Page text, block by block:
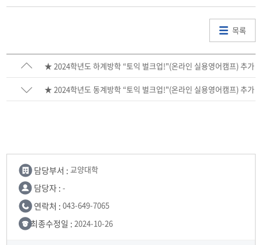
목록
★ 2024학년도 하계방학 “토익 벌크업!"(온라인 실용영어캠프) 추가
모집 안내 ★
★ 2024학년도 동계방학 “토익 벌크업!"(온라인 실용영어캠프) 추가
담당부서 : 교양대학
담당자 : -
연락처 : 043-649-7065
최종수정일 : 2024-10-26